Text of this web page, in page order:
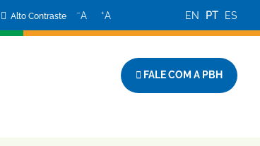
Alto Contraste −A +A EN PT ES
FALE COM A PBH